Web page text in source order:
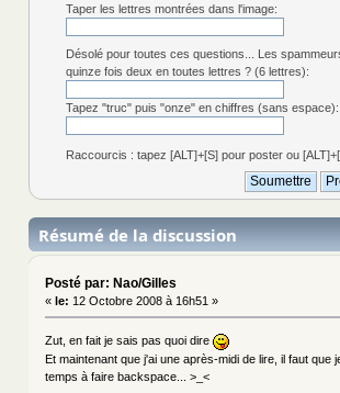
Taper les lettres montrées dans l'image:
Désolé pour toutes ces questions... Les
quinze fois deux en toutes lettres ? (6 lettres):
Tapez "truc" puis "onze" en chiffres (sans espace):
Raccourcis : tapez [ALT]+[S] pour poster ou
Résumé de la discussion
Posté par: Nao/Gilles
« le: 12 Octobre 2008 à 16h51 »
Zut, en fait je sais pas quoi dire
Et maintenant que j'ai une après-midi de lire, il faut
temps à faire backspace... >_<